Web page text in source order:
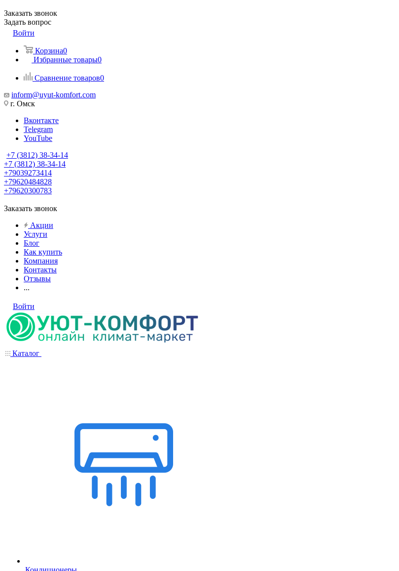
Заказать звонок
Задать вопрос
Войти
Корзина0
Избранные товары0
Сравнение товаров0
inform@uyut-komfort.com
г. Омск
Вконтакте
Telegram
YouTube
+7 (3812) 38-34-14
+7 (3812) 38-34-14
+79039273414
+79620484828
+79620300783
Заказать звонок
Акции
Услуги
Блог
Как купить
Компания
Контакты
Отзывы
...
Войти
Каталог